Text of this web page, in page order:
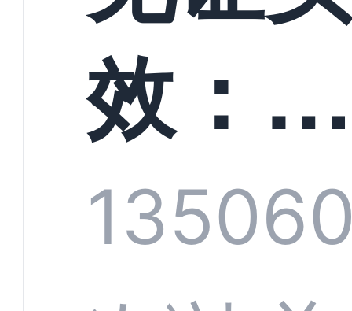
螳螂科
技何以
效：螳
螂科技
1350